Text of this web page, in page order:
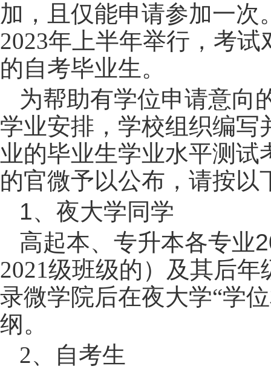
加，且仅能申请参加一次
2023年上半年举行，考试
的自考毕业生。
为帮助有学位申请意向
学业安排，学校组织编写
业的毕业生学业水平测试
的官微予以公布，请按以
1、夜大学同学
高起本、专升本各专业
2021级班级的） 及其后年
录微学院后在夜大学“学
纲。
2、自考生